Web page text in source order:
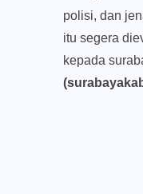
polisi, dan
itu segera
kepada